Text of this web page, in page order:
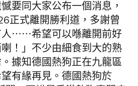
要同大家公布一個消息，
正式離開勝利道，多謝曾
人⋯⋯希望可以喺離開前好
！」不少由細食到大的熟
據知德國熱狗正在九龍區
有緣再見。 德國熱狗於